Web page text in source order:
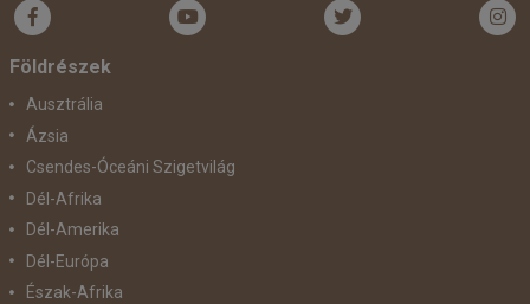
Földrészek
Ausztrália
Ázsia
Csendes-Óceáni Szigetvilág
Dél-Afrika
Dél-Amerika
Dél-Európa
Észak-Afrika